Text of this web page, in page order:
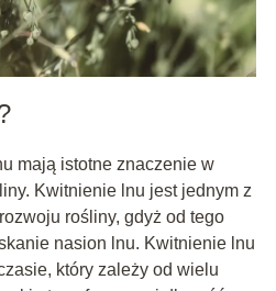
mają istotne znaczenie w
Kwitnienie lnu jest jednym z
rośliny, gdyż od tego
nasion lnu. Kwitnienie lnu
który zależy od wielu